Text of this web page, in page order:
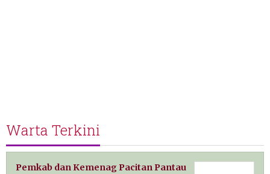
Warta Terkini
Pemkab dan Kemenag Pacitan Pantau